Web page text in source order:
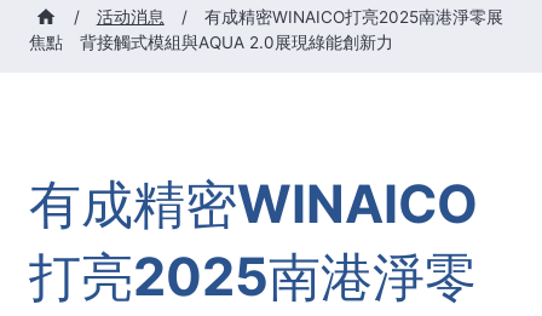
/ 活动消息 /
有成精密WINAICO打亮2025南港淨零展
焦點 背接觸式模組與AQUA 2.0展現綠能創新力
有成精密WINAICO
打亮2025南港淨零